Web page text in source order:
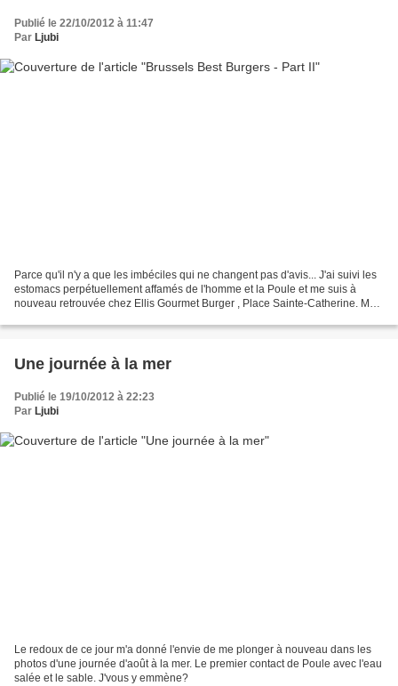
Publié le 22/10/2012 à 11:47
Par Ljubi
Parce qu'il n'y a que les imbéciles qui ne changent pas d'avis... J'ai suivi les
estomacs perpétuellement affamés de l'homme et la Poule et me suis à
nouveau retrouvée chez Ellis Gourmet Burger , Place Sainte-Catherine. Ma
Une journée à la mer
Publié le 19/10/2012 à 22:23
Par Ljubi
Le redoux de ce jour m'a donné l'envie de me plonger à nouveau dans les
photos d'une journée d'août à la mer. Le premier contact de Poule avec l'eau
salée et le sable. J'vous y emmène?